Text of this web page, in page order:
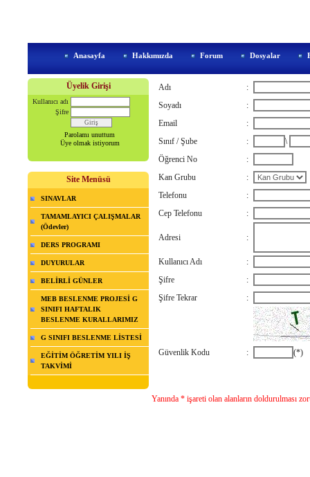
Anasayfa Hakkımızda Forum Dosyalar
Üyelik Girişi
Kullanıcı adı
Şifre
Parolamı unuttum
Üye olmak istiyorum
Site Menüsü
SINAVLAR
TAMAMLAYICI ÇALIŞMALAR
(Ödevler)
DERS PROGRAMI
DUYURULAR
BELİRLİ GÜNLER
MEB BESLENME PROJESİ G
SINIFI HAFTALIK
BESLENME KURALLARIMIZ
G SINIFI BESLENME LİSTESİ
EĞİTİM ÖĞRETİM YILI İŞ
TAKVİMİ
Adı
:
Soyadı
:
Email
:
Sınıf / Şube
:
\
Öğrenci No
:
Kan Grubu
:
Telefonu
:
Cep Telefonu
:
Adresi :
Kullanıcı Adı
:
Şifre
:
Şifre Tekrar
:
Güvenlik Kodu : (*)
Yanında * işareti olan alanların doldurulması